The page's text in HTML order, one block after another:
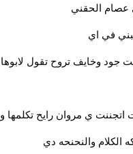
عصام الحقني
في اي
جود وخايف تروح تقول
اتجننت ي مروان رايح تكلمها
والنحنحه دي